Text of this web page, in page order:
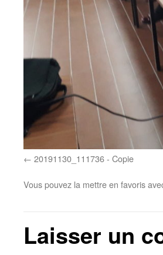
20191130_111736 - Copie
Vous pouvez la mettre en favoris
Laisser un